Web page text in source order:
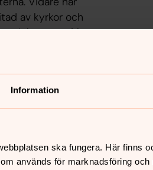
Information
ska fungera. Här finns
används för marknadsföring
av kyrkor och
Johan gör cirka